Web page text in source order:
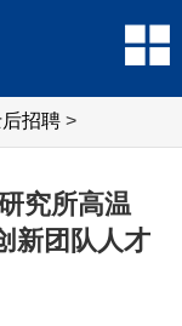
招聘 >
究所高温
新团队人才